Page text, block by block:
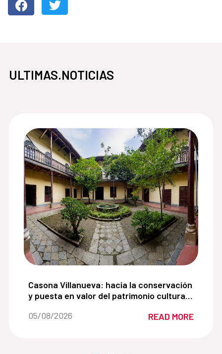
ULTIMAS.NOTICIAS
impulsar la recuperación del espacio público en
Casona Villanueva: hacia la conservación y
Casona Villanueva: hacia la conservación
y puesta en valor del patrimonio cultural
Date of the news::
05/08/2026 READ MORE